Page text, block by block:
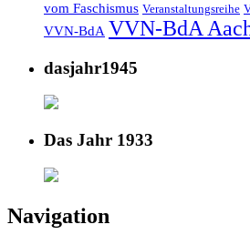
vom Faschismus Veranstaltungsreihe
VVN-BdA VVN-BdA
dasjahr1945
Das Jahr 1933
Navigation